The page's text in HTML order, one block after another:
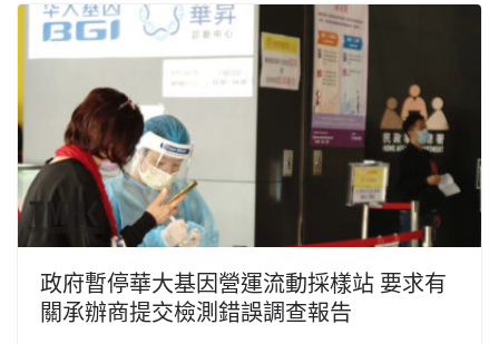
政府暫停華大基因營運流動採樣站 要求有
關承辦商提交檢測錯誤調查報告